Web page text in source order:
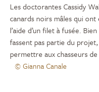
Les doctorantes Cassidy
canards noirs mâles qui
l’aide d’un filet à fusée.
fassent pas partie du
permettre aux chasseurs
© Gianna Canale